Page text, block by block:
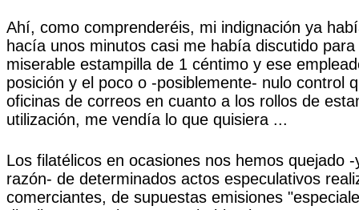
Ahí, como comprenderéis, mi indignación ya
hacía unos minutos casi me había discutido
miserable estampilla de 1 céntimo y ese
posición y el poco o -posiblemente- nulo control
oficinas de correos en cuanto a los rollos de
utilización, me vendía lo que quisiera ...
Los filatélicos en ocasiones nos hemos quejado
razón- de determinados actos especulativos
comerciantes, de supuestas emisiones